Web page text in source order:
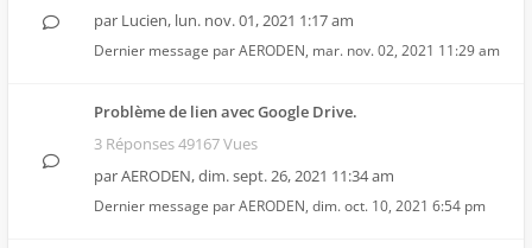
par Lucien, lun. nov. 01, 2021 1:17 am
Dernier message parAERODEN, mar. nov. 02, 2021 11:29 am
Problème de lien avec Google Drive.
3 Réponses 49167 Vues
parAERODEN,dim. sept. 26, 2021 11:34 am
Dernier message parAERODEN, dim. oct. 10, 2021 6:54 pm